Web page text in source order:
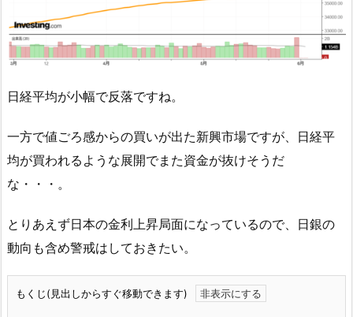
日経平均が小幅で反落ですね。
一方で値ごろ感からの買いが出た新興市場ですが、日経平
均が買われるような展開でまた資金が抜けそうだ
な・・・。
とりあえず日本の金利上昇局面になっているので、日銀の
動向も含め警戒はしておきたい。
もくじ(見出しからすぐ移動できます)